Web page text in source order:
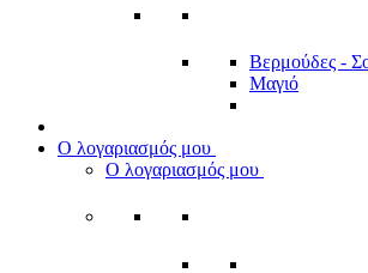
Βερμούδες -
Μαγιό
Ο λογαριασμός μου
Ο λογαριασμός μου